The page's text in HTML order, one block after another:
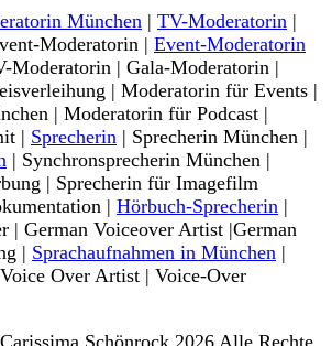
München | TV-Moderatorin |
Moderatorin | Event-Moderatorin
Moderatorin | Gala-Moderatorin |
| Moderatorin für Events |
| Moderatorin für Podcast |
| Sprecherin | Sprecherin München |
| Synchronsprecherin München |
| Sprecherin für Imagefilm
| Hörbuch-Sprecherin |
| German Voiceover Artist |German
| Sprachaufnahmen in München |
Over Artist | Voice-Over
Schönrock 2026 Alle Rechte